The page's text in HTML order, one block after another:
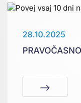
28.10.2025